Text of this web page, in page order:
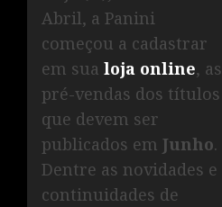
Abril, a Panini
começou a cadastrar
em sua loja online, as
pré-vendas dos títulos
que devem ser
publicados em Junho.
Dentre as novidades e
continuidades de